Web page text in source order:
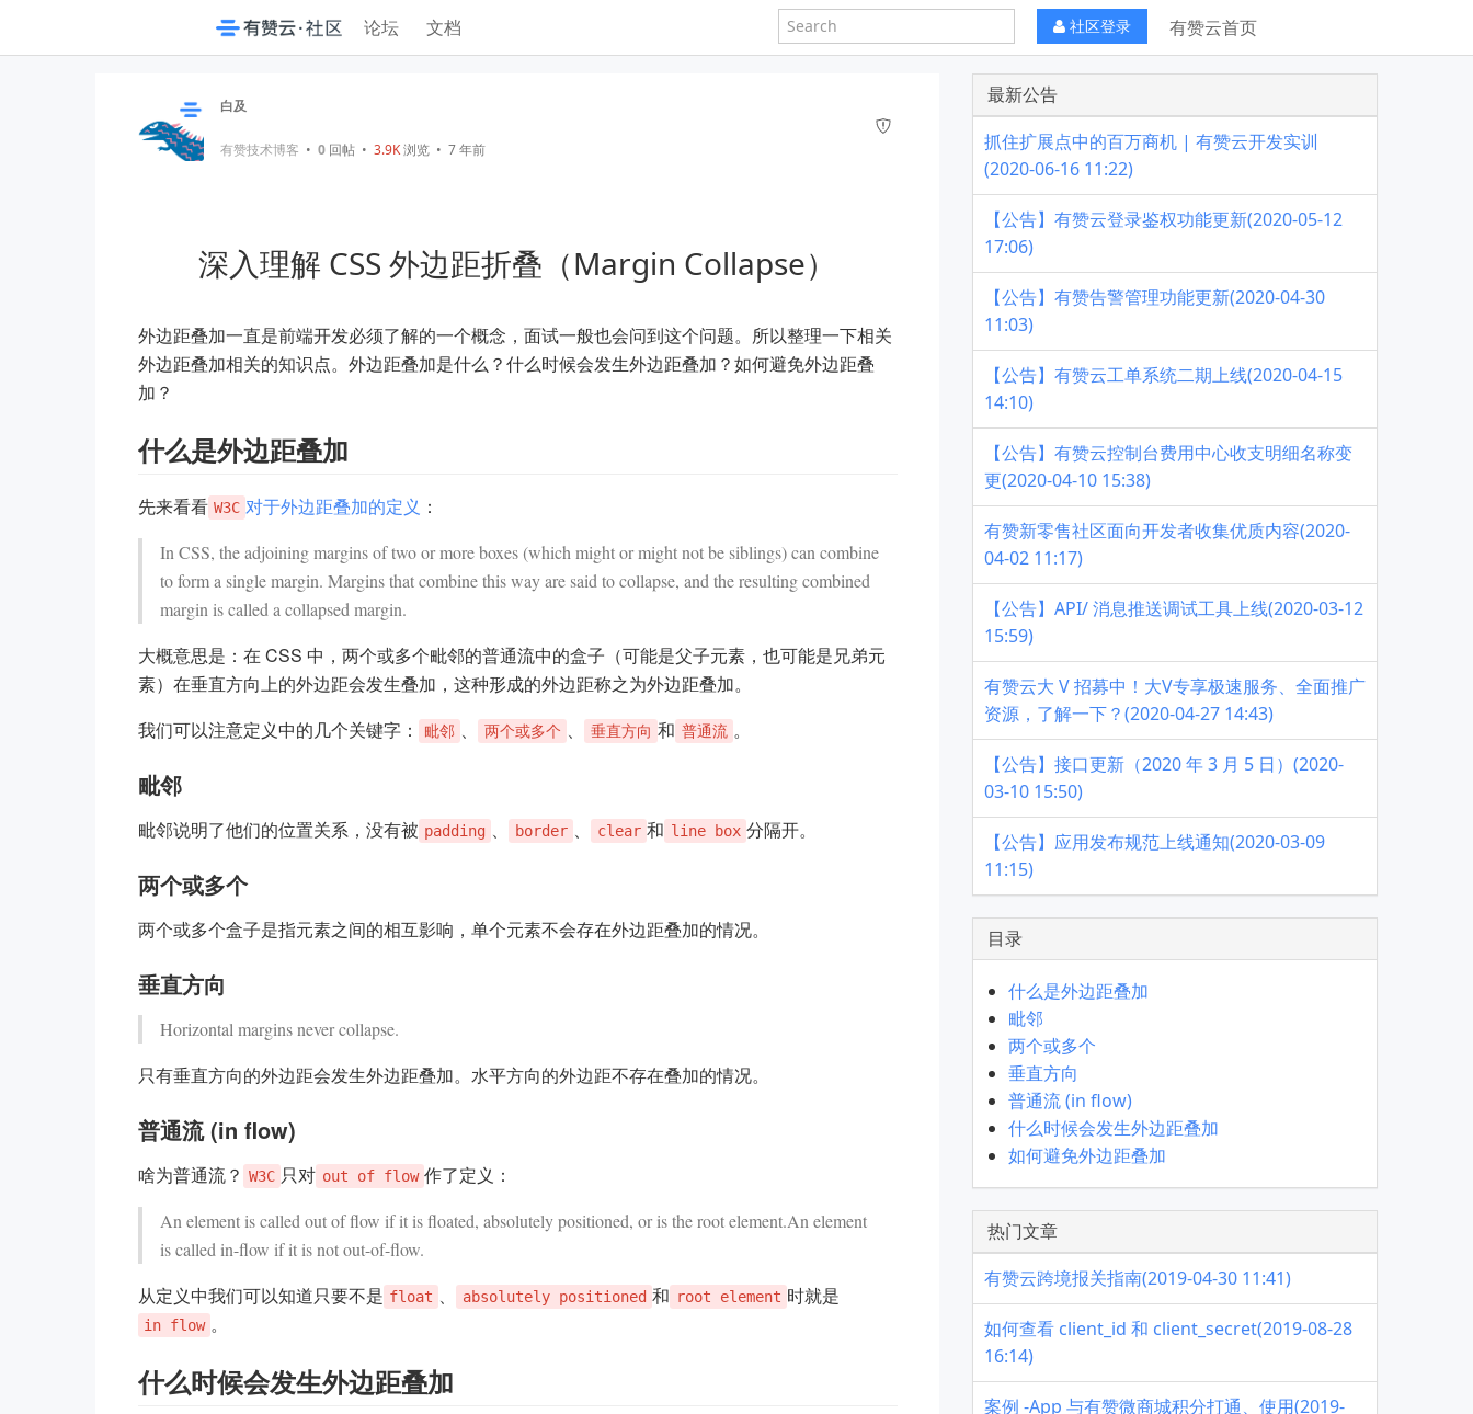
论坛 文档 有赞云首页
社区登录
白及
有赞技术博客 • 0回帖• 3.9K浏览 • 7 年前
深入理解 CSS 外边距折叠（Margin Collapse）
外边距叠加一直是前端开发必须了解的一个概念，面试一般也会问到这个问题。所以整理一下相关
外边距叠加相关的知识点。外边距叠加是什么？什么时候会发生外边距叠加？如何避免外边距叠
加？
什么是外边距叠加
先来看看 W3C 对于外边距叠加的定义 ：
In CSS, the adjoining margins of two or more boxes (which might or might not be siblings) can combine
to form a single margin. Margins that combine this way are said to collapse, and the resulting combined
margin is called a collapsed margin.
大概意思是：在 CSS 中，两个或多个毗邻的普通流中的盒子（可能是父子元素，也可能是兄弟元
素）在垂直方向上的外边距会发生叠加，这种形成的外边距称之为外边距叠加。
我们可以注意定义中的几个关键字：
毗邻 、 两个或多个 、 垂直方向 和 普通流 。
毗邻
毗邻说明了他们的位置关系，没有被 padding 、 border 、 clear 和 line box 分隔开。
两个或多个
两个或多个盒子是指元素之间的相互影响，单个元素不会存在外边距叠加的情况。
垂直方向
Horizontal margins never collapse.
只有垂直方向的外边距会发生外边距叠加。水平方向的外边距不存在叠加的情况。
普通流 (in flow)
啥为普通流？ W3C 只对 out of flow 作了定义：
An element is called out of flow if it is floated, absolutely positioned, or is the root element.An element
is called in-flow if it is not out-of-flow.
从定义中我们可以知道只要不是 float 、 absolutely positioned 和 root element 时就是
in flow 。
什么时候会发生外边距叠加
最新公告
抓住扩展点中的百万商机 | 有赞云开发实训
(2020-06-16 11:22)
【公告】有赞云登录鉴权功能更新(2020-05-12
17:06)
【公告】有赞告警管理功能更新(2020-04-30
11:03)
【公告】有赞云工单系统二期上线(2020-04-15
14:10)
【公告】有赞云控制台费用中心收支明细名称变
更(2020-04-10 15:38)
有赞新零售社区面向开发者收集优质内容(2020-
04-02 11:17)
【公告】API/ 消息推送调试工具上线(2020-03-12
15:59)
有赞云大 V 招募中！大V专享极速服务、全面推广
资源，了解一下？(2020-04-27 14:43)
【公告】接口更新（2020 年 3 月 5 日）(2020-
03-10 15:50)
【公告】应用发布规范上线通知(2020-03-09
11:15)
目录
什么是外边距叠加
毗邻
两个或多个
垂直方向
普通流 (in flow)
什么时候会发生外边距叠加
如何避免外边距叠加
热门文章
有赞云跨境报关指南(2019-04-30 11:41)
如何查看 client_id 和 client_secret(2019-08-28
16:14)
案例 -App 与有赞微商城积分打通、使用(2019-